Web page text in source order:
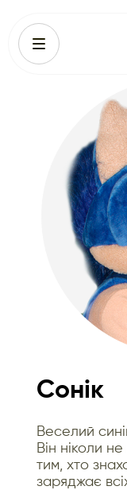
Сонік
Веселий
Він ніколи
тим, хто
заряджає